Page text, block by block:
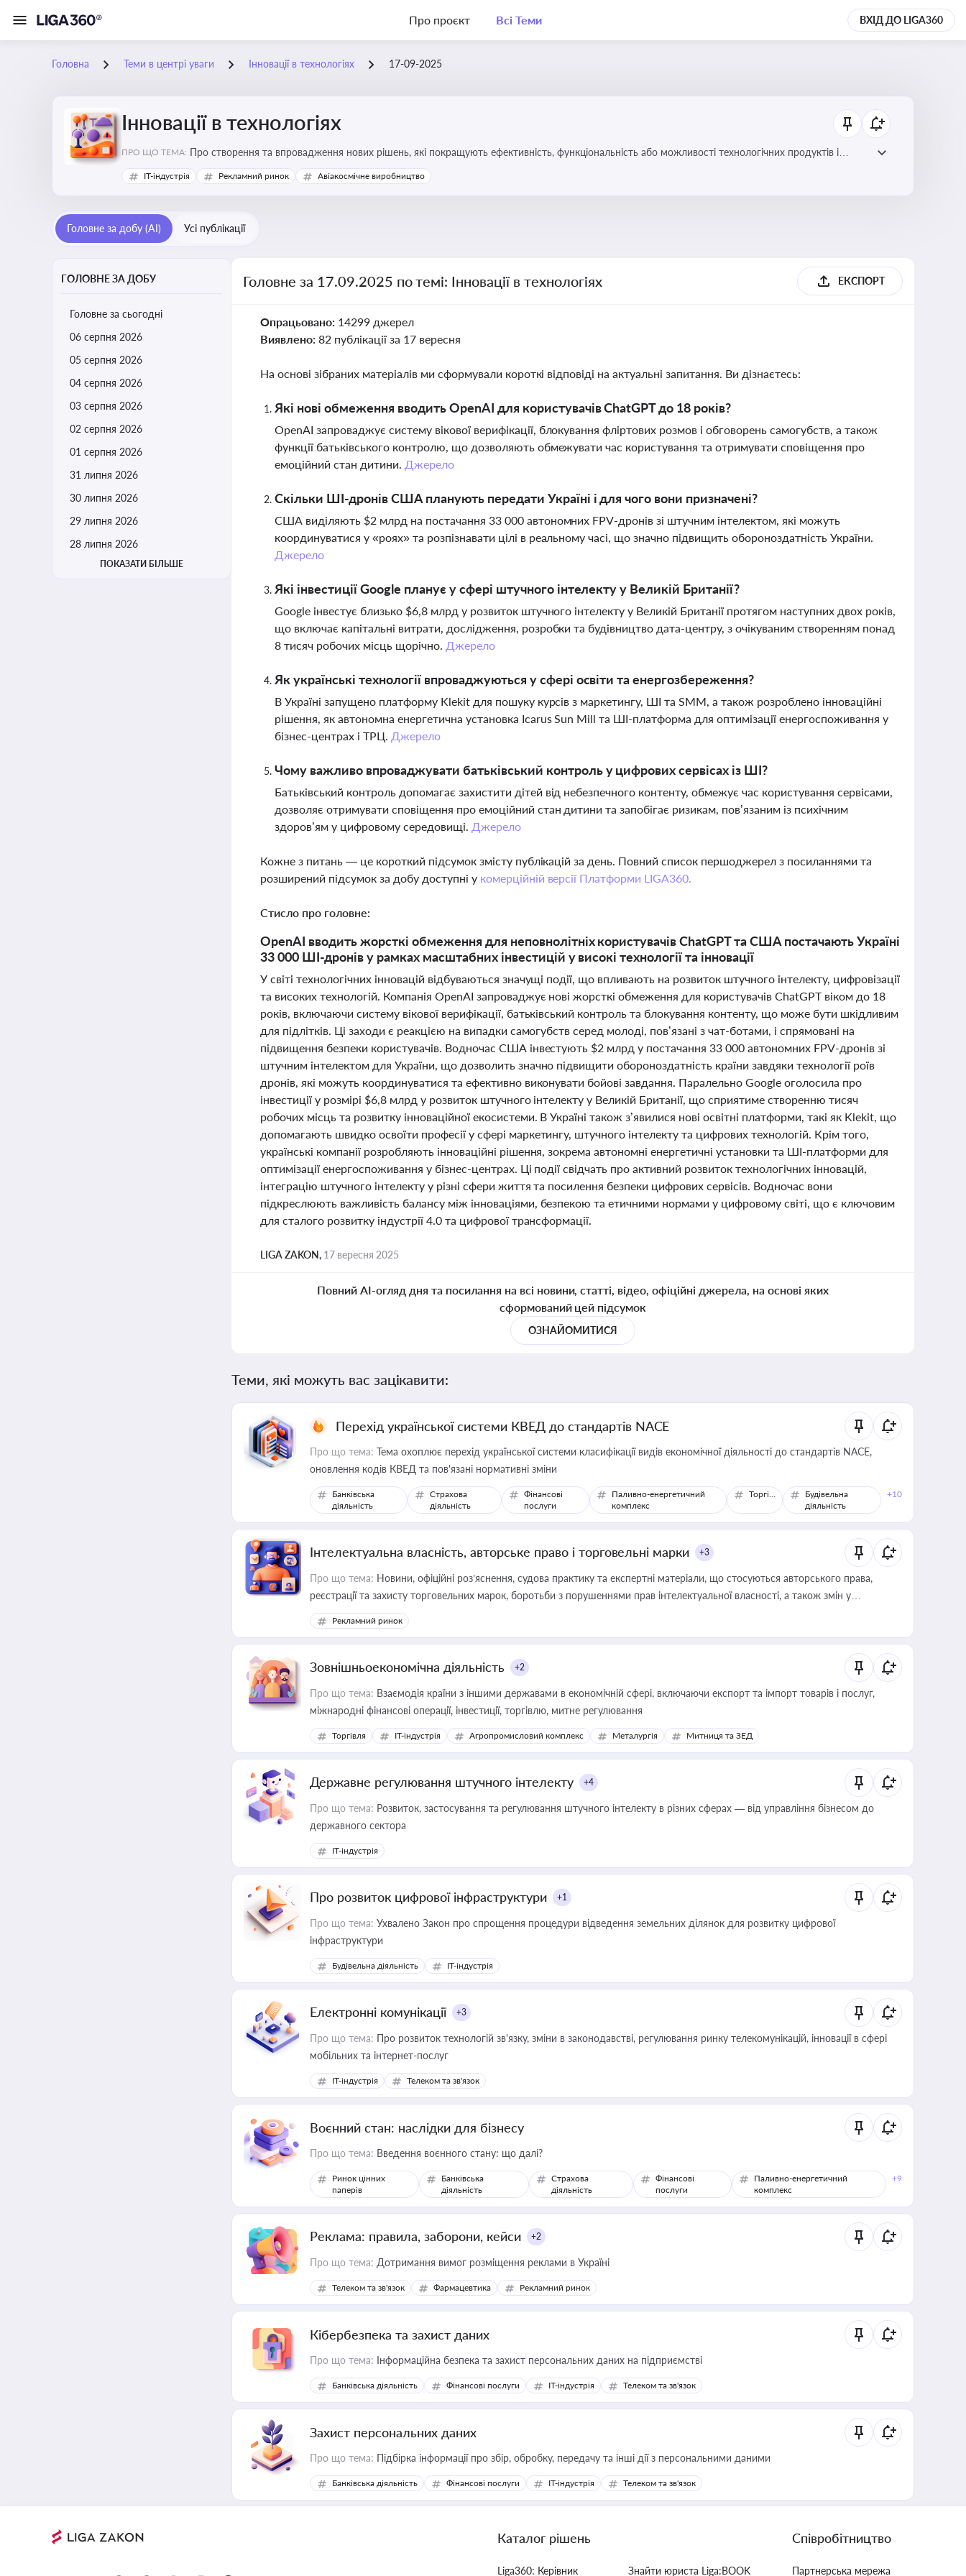
Про проєкт Всі Теми ВХІД ДО LIGA360
Головна Теми в центрі уваги Інновації в технологіях 17-09-2025
Інновації в технологіях
ПРО ЩО ТЕМА: Про створення та впровадження нових рішень, які покращують ефективність, функціональність або можливості технологічних продуктів і
процесів. Штучний інтелект та його використання
IT-індустрія Рекламний ринок Авіакосмічне виробництво
Головне за добу (AI) Усі публікації
ГОЛОВНЕ ЗА ДОБУ
Головне за сьогодні
06 серпня 2026
05 серпня 2026
04 серпня 2026
03 серпня 2026
02 серпня 2026
01 серпня 2026
31 липня 2026
30 липня 2026
29 липня 2026
28 липня 2026
ПОКАЗАТИ БІЛЬШЕ
Головне за 17.09.2025 по темі: Інновації в технологіях ЕКСПОРТ
Опрацьовано: 14299 джерел
Виявлено: 82 публікації за 17 вересня
На основі зібраних матеріалів ми сформували короткі відповіді на актуальні запитання. Ви дізнаєтесь:
Які нові обмеження вводить OpenAI для користувачів ChatGPT до 18 років?
OpenAI запроваджує систему вікової верифікації, блокування фліртових розмов і обговорень самогубств, а також
функції батьківського контролю, що дозволяють обмежувати час користування та отримувати сповіщення про
емоційний стан дитини. Джерело
Скільки ШІ-дронів США планують передати Україні і для чого вони призначені?
США виділяють $2 млрд на постачання 33 000 автономних FPV-дронів зі штучним інтелектом, які можуть
координуватися у «роях» та розпізнавати цілі в реальному часі, що значно підвищить обороноздатність України.
Джерело
Які інвестиції Google планує у сфері штучного інтелекту у Великій Британії?
Google інвестує близько $6,8 млрд у розвиток штучного інтелекту у Великій Британії протягом наступних двох років,
що включає капітальні витрати, дослідження, розробки та будівництво дата-центру, з очікуваним створенням понад
8 тисяч робочих місць щорічно. Джерело
Як українські технології впроваджуються у сфері освіти та енергозбереження?
В Україні запущено платформу Klekit для пошуку курсів з маркетингу, ШІ та SMM, а також розроблено інноваційні
рішення, як автономна енергетична установка Icarus Sun Mill та ШІ-платформа для оптимізації енергоспоживання у
бізнес-центрах і ТРЦ. Джерело
Чому важливо впроваджувати батьківський контроль у цифрових сервісах із ШІ?
Батьківський контроль допомагає захистити дітей від небезпечного контенту, обмежує час користування сервісами,
дозволяє отримувати сповіщення про емоційний стан дитини та запобігає ризикам, пов’язаним із психічним
здоров’ям у цифровому середовищі. Джерело
Кожне з питань — це короткий підсумок змісту публікацій за день. Повний список першоджерел з посиланнями та
розширений підсумок за добу доступні у комерційній версії Платформи LIGA360.
Стисло про головне:
OpenAI вводить жорсткі обмеження для неповнолітніх користувачів ChatGPT та США постачають Україні
33 000 ШІ-дронів у рамках масштабних інвестицій у високі технології та інновації
У світі технологічних інновацій відбуваються значущі події, що впливають на розвиток штучного інтелекту, цифровізації
та високих технологій. Компанія OpenAI запроваджує нові жорсткі обмеження для користувачів ChatGPT віком до 18
років, включаючи систему вікової верифікації, батьківський контроль та блокування контенту, що може бути шкідливим
для підлітків. Ці заходи є реакцією на випадки самогубств серед молоді, пов’язані з чат-ботами, і спрямовані на
підвищення безпеки користувачів. Водночас США інвестують $2 млрд у постачання 33 000 автономних FPV-дронів зі
штучним інтелектом для України, що дозволить значно підвищити обороноздатність країни завдяки технології роїв
дронів, які можуть координуватися та ефективно виконувати бойові завдання. Паралельно Google оголосила про
інвестиції у розмірі $6,8 млрд у розвиток штучного інтелекту у Великій Британії, що сприятиме створенню тисяч
робочих місць та розвитку інноваційної екосистеми. В Україні також з’явилися нові освітні платформи, такі як Klekit, що
допомагають швидко освоїти професії у сфері маркетингу, штучного інтелекту та цифрових технологій. Крім того,
українські компанії розробляють інноваційні рішення, зокрема автономні енергетичні установки та ШІ-платформи для
оптимізації енергоспоживання у бізнес-центрах. Ці події свідчать про активний розвиток технологічних інновацій,
інтеграцію штучного інтелекту у різні сфери життя та посилення безпеки цифрових сервісів. Водночас вони
підкреслюють важливість балансу між інноваціями, безпекою та етичними нормами у цифровому світі, що є ключовим
для сталого розвитку індустрії 4.0 та цифрової трансформації.
LIGA ZAKON, 17 вересня 2025
Повний AI-огляд дня та посилання на всі новини, статті, відео, офіційні джерела, на основі яких
сформований цей підсумок
ОЗНАЙОМИТИСЯ
Теми, які можуть вас зацікавити:
Перехід української системи КВЕД до стандартів NACE
Про що тема: Тема охоплює перехід української системи класифікації видів економічної діяльності до стандартів NACE,
оновлення кодів КВЕД та пов'язані нормативні зміни
Банківська
діяльність
Страхова
діяльність
Фінансові
послуги
Паливно-енергетичний
комплекс
Торгівля
Будівельна
діяльність
+10
Інтелектуальна власність, авторське право і торговельні марки +3
Про що тема: Новини, офіційні роз’яснення, судова практику та експертні матеріали, що стосуються авторського права,
реєстрації та захисту торговельних марок, боротьби з порушеннями прав інтелектуальної власності, а також змін у
законодавстві у цій сфері
Рекламний ринок
Зовнішньоекономічна діяльність +2
Про що тема: Взаємодія країни з іншими державами в економічній сфері, включаючи експорт та імпорт товарів і послуг,
міжнародні фінансові операції, інвестиції, торгівлю, митне регулювання
Торгівля IT-індустрія Агропромисловий комплекс Металургія Митниця та ЗЕД
Державне регулювання штучного інтелекту +4
Про що тема: Розвиток, застосування та регулювання штучного інтелекту в різних сферах — від управління бізнесом до
державного сектора
IT-індустрія
Про розвиток цифрової інфраструктури +1
Про що тема: Ухвалено Закон про спрощення процедури відведення земельних ділянок для розвитку цифрової
інфраструктури
Будівельна діяльність IT-індустрія
Електронні комунікації +3
Про що тема: Про розвиток технологій зв'язку, зміни в законодавстві, регулювання ринку телекомунікацій, інновації в сфері
мобільних та інтернет-послуг
IT-індустрія Телеком та зв'язок
Воєнний стан: наслідки для бізнесу
Про що тема: Введення воєнного стану: що далі?
Ринок цінних
паперів
Банківська
діяльність
Страхова
діяльність
Фінансові
послуги
Паливно-енергетичний
комплекс
+9
Реклама: правила, заборони, кейси +2
Про що тема: Дотримання вимог розміщення реклами в Україні
Телеком та зв'язок Фармацевтика Рекламний ринок
Кібербезпека та захист даних
Про що тема: Інформаційна безпека та захист персональних даних на підприємстві
Банківська діяльність Фінансові послуги IT-індустрія Телеком та зв'язок
Захист персональних даних
Про що тема: Підбірка інформації про збір, обробку, передачу та інші дії з персональними даними
Банківська діяльність Фінансові послуги IT-індустрія Телеком та зв'язок
Каталог рішень
Liga360: Керівник Знайти юриста Liga:BOOK
Співробітництво
Партнерська мережа